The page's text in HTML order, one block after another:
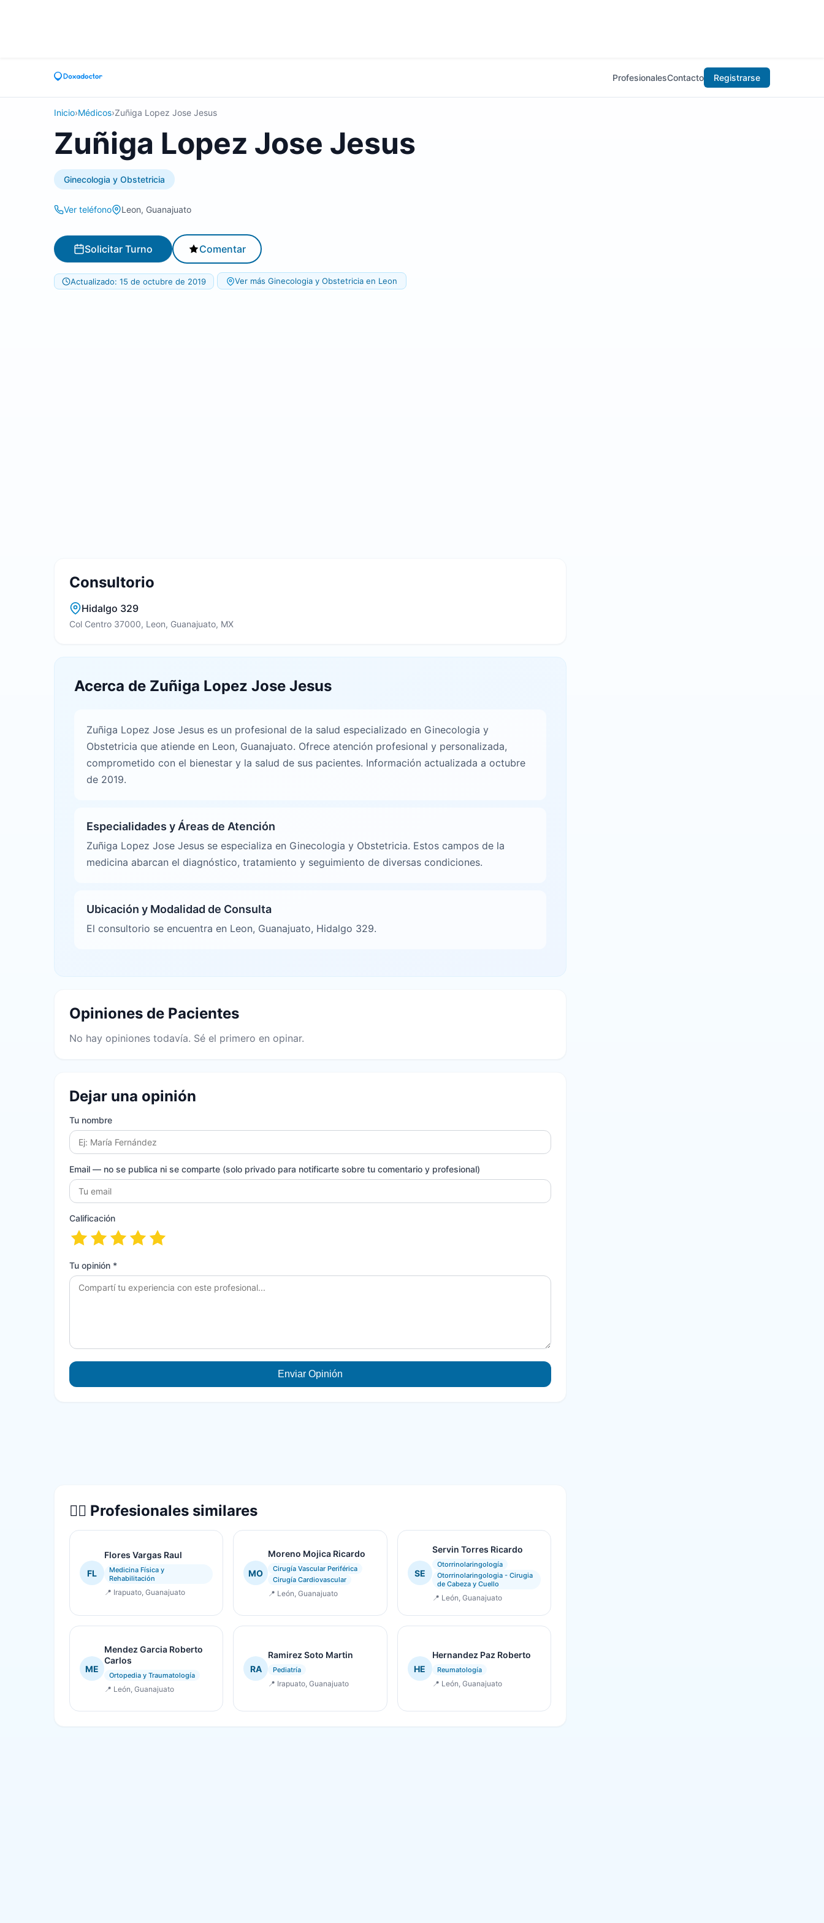
ProfesionalesContacto Registrarse
Inicio›Médicos›Zuñiga Lopez Jose Jesus
Zuñiga Lopez Jose Jesus
Ginecologia y Obstetricia
Ver teléfono Leon, Guanajuato
Solicitar Turno Comentar
Actualizado: 15 de octubre de 2019 Ver más Ginecologia y Obstetricia en Leon
Consultorio
Hidalgo 329
Col Centro 37000, Leon, Guanajuato, MX
Acerca de Zuñiga Lopez Jose Jesus
Zuñiga Lopez Jose Jesus es un profesional de la salud especializado en Ginecologia y
Obstetricia que atiende en Leon, Guanajuato. Ofrece atención profesional y personalizada,
comprometido con el bienestar y la salud de sus pacientes. Información actualizada a octubre
de 2019.
Especialidades y Áreas de Atención
Zuñiga Lopez Jose Jesus se especializa en Ginecologia y Obstetricia. Estos campos de la
medicina abarcan el diagnóstico, tratamiento y seguimiento de diversas condiciones.
Ubicación y Modalidad de Consulta
El consultorio se encuentra en Leon, Guanajuato, Hidalgo 329.
Opiniones de Pacientes
No hay opiniones todavía. Sé el primero en opinar.
Dejar una opinión
Tu nombre
Email — no se publica ni se comparte (solo privado para notificarte sobre tu comentario y profesional)
Calificación
Tu opinión *
Enviar Opinión
👨‍⚕️ Profesionales similares
FL
Flores Vargas Raul
Medicina Física y
Rehabilitación
📍 Irapuato, Guanajuato
MO
Moreno Mojica Ricardo
Cirugía Vascular Periférica
Cirugía Cardiovascular
📍 León, Guanajuato
SE
Servin Torres Ricardo
Otorrinolaringología
Otorrinolaringologia - Cirugia
de Cabeza y Cuello
📍 León, Guanajuato
ME
Mendez Garcia Roberto
Carlos
Ortopedia y Traumatología
📍 León, Guanajuato
RA
Ramirez Soto Martin
Pediatría
📍 Irapuato, Guanajuato
HE
Hernandez Paz Roberto
Reumatología
📍 León, Guanajuato